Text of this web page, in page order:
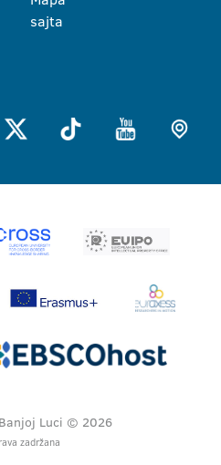
sajta
Luci © 2026
zadržana